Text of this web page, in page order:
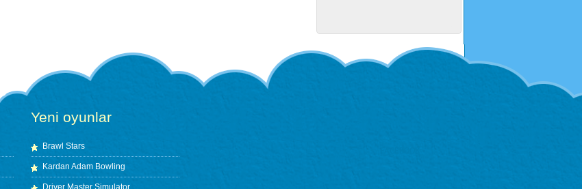
Yeni oyunlar
Brawl Stars
Kardan Adam Bowling
Driver Master Simulator